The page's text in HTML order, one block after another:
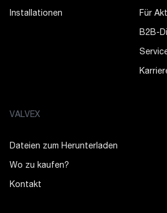
Installationen Für
B2B-
VALVEX
Dateien zum Herunterladen
Wo zu kaufen?
Kontakt